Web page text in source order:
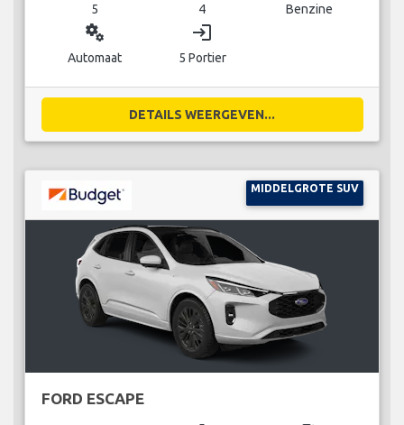
5 4 Benzine
miscellaneous_services
Automaat
login
5 Portier
DETAILS WEERGEVEN...
MIDDELGROTE SUV
FORD ESCAPE